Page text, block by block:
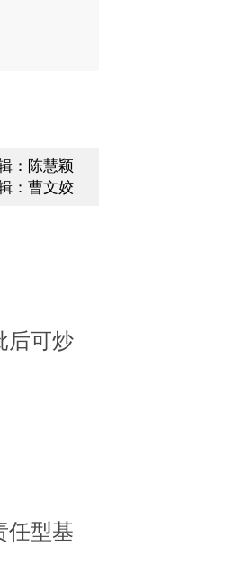
：陈慧颖
：曹文姣
后可炒
任型基